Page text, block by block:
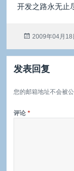
开发之路永无止
发
2009年04月18
发表回复
您的邮箱地址不会被公
评论*